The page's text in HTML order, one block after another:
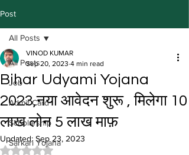
Post
All Posts
Job
Admit Card
Scholarship
Sarkari Yojana
All Posts
Bihar Udyami Yojana
2023,नया आवेदन शुरू , मिलेगा 10
लाख लोन 5 लाख माफ़
VINOD KUMAR
Sep 20, 2023 4 min read
Updated:Sep 23, 2023
Rated NaN out of 5 stars.